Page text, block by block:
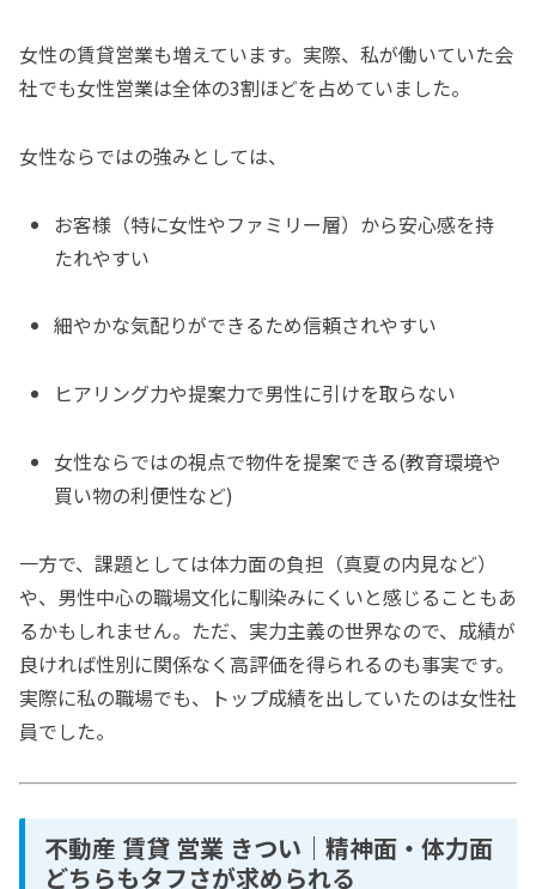
女性の賃貸営業も増えています。実際、私が働いていた会
社でも女性営業は全体の3割ほどを占めていました。
女性ならではの強みとしては、
お客様（特に女性やファミリー層）から安心感を持
たれやすい
細やかな気配りができるため信頼されやすい
ヒアリング力や提案力で男性に引けを取らない
女性ならではの視点で物件を提案できる(教育環境や
買い物の利便性など)
一方で、課題としては体力面の負担（真夏の内見など）
や、男性中心の職場文化に馴染みにくいと感じることもあ
るかもしれません。ただ、実力主義の世界なので、成績が
良ければ性別に関係なく高評価を得られるのも事実です。
実際に私の職場でも、トップ成績を出していたのは女性社
員でした。
不動産 賃貸 営業 きつい｜精神面・体力面
どちらもタフさが求められる